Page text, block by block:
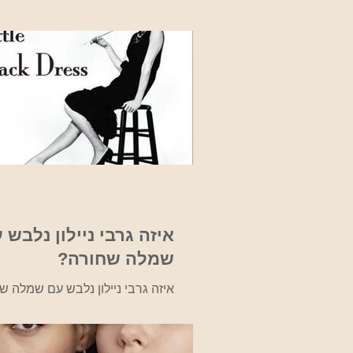
והאימה מפני הנאצים.
בגטאות, ציורים שבעצם
סיפורם של אותם ילדים ומראות
ובמחנות. בבית טרזין אשר
איחוד, מוצגים מאות ציורים של
בגטו זה בתקופה זו, כמו כן, מוצגים
שנה אנחנו כאן כדי לזכור את הכל
איזה גרבי ניילון
שמלה שחורה?
איזה גרבי ניילון נלבש עם שמלה